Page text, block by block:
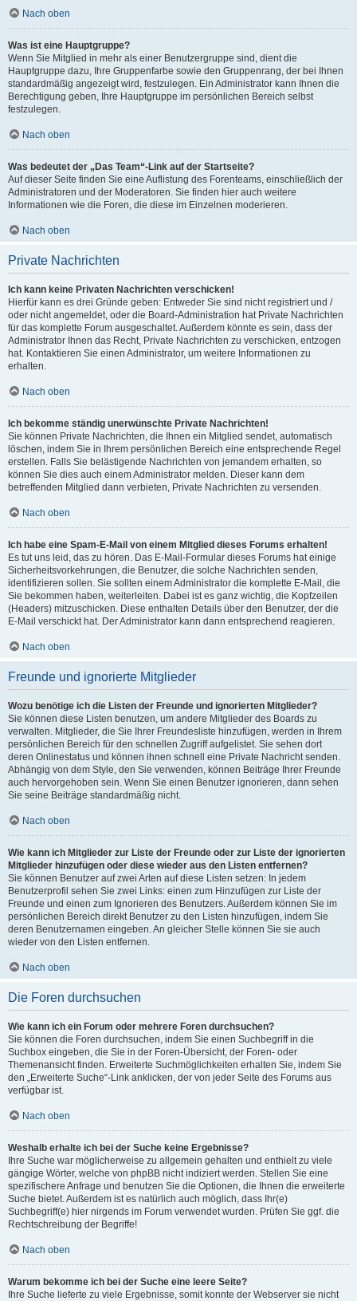
Nach oben
Was ist eine Hauptgruppe?
Wenn Sie Mitglied in mehr als einer Benutzergruppe sind, dient die
Hauptgruppe dazu, Ihre Gruppenfarbe sowie den Gruppenrang, der bei Ihnen
standardmäßig angezeigt wird, festzulegen. Ein Administrator kann Ihnen die
Berechtigung geben, Ihre Hauptgruppe im persönlichen Bereich selbst
festzulegen.
Nach oben
Was bedeutet der „Das Team“-Link auf der Startseite?
Auf dieser Seite finden Sie eine Auflistung des Forenteams, einschließlich der
Administratoren und der Moderatoren. Sie finden hier auch weitere
Informationen wie die Foren, die diese im Einzelnen moderieren.
Nach oben
Private Nachrichten
Ich kann keine Privaten Nachrichten verschicken!
Hierfür kann es drei Gründe geben: Entweder Sie sind nicht registriert und /
oder nicht angemeldet, oder die Board-Administration hat Private Nachrichten
für das komplette Forum ausgeschaltet. Außerdem könnte es sein, dass der
Administrator Ihnen das Recht, Private Nachrichten zu verschicken, entzogen
hat. Kontaktieren Sie einen Administrator, um weitere Informationen zu
erhalten.
Nach oben
Ich bekomme ständig unerwünschte Private Nachrichten!
Sie können Private Nachrichten, die Ihnen ein Mitglied sendet, automatisch
löschen, indem Sie in Ihrem persönlichen Bereich eine entsprechende Regel
erstellen. Falls Sie belästigende Nachrichten von jemandem erhalten, so
können Sie dies auch einem Administrator melden. Dieser kann dem
betreffenden Mitglied dann verbieten, Private Nachrichten zu versenden.
Nach oben
Ich habe eine Spam-E-Mail von einem Mitglied dieses Forums erhalten!
Es tut uns leid, das zu hören. Das E-Mail-Formular dieses Forums hat einige
Sicherheitsvorkehrungen, die Benutzer, die solche Nachrichten senden,
identifizieren sollen. Sie sollten einem Administrator die komplette E-Mail, die
Sie bekommen haben, weiterleiten. Dabei ist es ganz wichtig, die Kopfzeilen
(Headers) mitzuschicken. Diese enthalten Details über den Benutzer, der die
E-Mail verschickt hat. Der Administrator kann dann entsprechend reagieren.
Nach oben
Freunde und ignorierte Mitglieder
Wozu benötige ich die Listen der Freunde und ignorierten Mitglieder?
Sie können diese Listen benutzen, um andere Mitglieder des Boards zu
verwalten. Mitglieder, die Sie Ihrer Freundesliste hinzufügen, werden in Ihrem
persönlichen Bereich für den schnellen Zugriff aufgelistet. Sie sehen dort
deren Onlinestatus und können ihnen schnell eine Private Nachricht senden.
Abhängig von dem Style, den Sie verwenden, können Beiträge Ihrer Freunde
auch hervorgehoben sein. Wenn Sie einen Benutzer ignorieren, dann sehen
Sie seine Beiträge standardmäßig nicht.
Nach oben
Wie kann ich Mitglieder zur Liste der Freunde oder zur Liste der ignorierten
Mitglieder hinzufügen oder diese wieder aus den Listen entfernen?
Sie können Benutzer auf zwei Arten auf diese Listen setzen: In jedem
Benutzerprofil sehen Sie zwei Links: einen zum Hinzufügen zur Liste der
Freunde und einen zum Ignorieren des Benutzers. Außerdem können Sie im
persönlichen Bereich direkt Benutzer zu den Listen hinzufügen, indem Sie
deren Benutzernamen eingeben. An gleicher Stelle können Sie sie auch
wieder von den Listen entfernen.
Nach oben
Die Foren durchsuchen
Wie kann ich ein Forum oder mehrere Foren durchsuchen?
Sie können die Foren durchsuchen, indem Sie einen Suchbegriff in die
Suchbox eingeben, die Sie in der Foren-Übersicht, der Foren- oder
Themenansicht finden. Erweiterte Suchmöglichkeiten erhalten Sie, indem Sie
den „Erweiterte Suche“-Link anklicken, der von jeder Seite des Forums aus
verfügbar ist.
Nach oben
Weshalb erhalte ich bei der Suche keine Ergebnisse?
Ihre Suche war möglicherweise zu allgemein gehalten und enthielt zu viele
gängige Wörter, welche von phpBB nicht indiziert werden. Stellen Sie eine
spezifischere Anfrage und benutzen Sie die Optionen, die Ihnen die erweiterte
Suche bietet. Außerdem ist es natürlich auch möglich, dass Ihr(e)
Suchbegriff(e) hier nirgends im Forum verwendet wurden. Prüfen Sie ggf. die
Rechtschreibung der Begriffe!
Nach oben
Warum bekomme ich bei der Suche eine leere Seite?
Ihre Suche lieferte zu viele Ergebnisse, somit konnte der Webserver sie nicht